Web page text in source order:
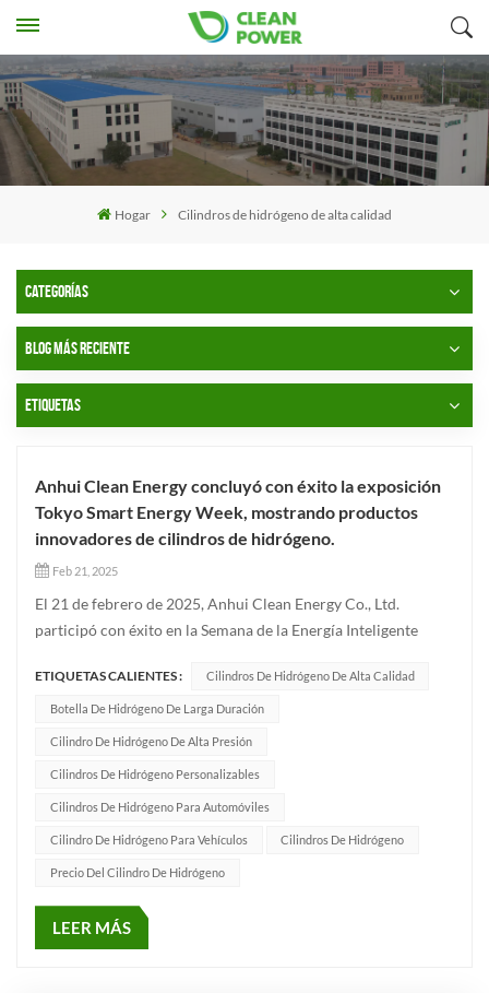
Hogar Cilindros de hidrógeno de alta calidad
CATEGORÍAS
BLOG MÁS RECIENTE
ETIQUETAS
Anhui Clean Energy concluyó con éxito la exposición
Tokyo Smart Energy Week, mostrando productos
innovadores de cilindros de hidrógeno.
Feb 21, 2025
El 21 de febrero de 2025, Anhui Clean Energy Co., Ltd.
participó con éxito en la Semana de la Energía Inteligente
exposición, la compañía exhibió su nueva serie de... cilindros
de hidrógeno, que atrajo la atención de expertos en energía,
lí...
ETIQUETAS CALIENTES : Cilindros De Hidrógeno De Alta Calidad
Botella De Hidrógeno De Larga Duración
Cilindro De Hidrógeno De Alta Presión
Cilindros De Hidrógeno Personalizables
Cilindros De Hidrógeno Para Automóviles
Cilindro De Hidrógeno Para Vehículos Cilindros De Hidrógeno
Precio Del Cilindro De Hidrógeno
LEER MÁS